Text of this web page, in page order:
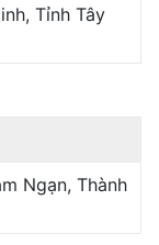
Tỉnh Tây
Ngạn, Thành